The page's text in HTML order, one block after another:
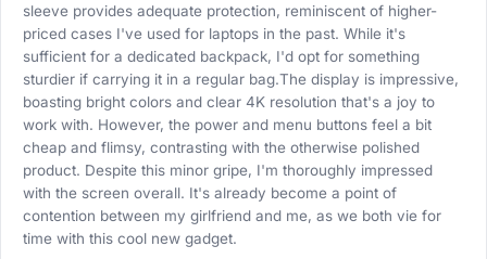
sleeve provides adequate protection, reminiscent of higher-
priced cases I've used for laptops in the past. While it's
sufficient for a dedicated backpack, I'd opt for something
sturdier if carrying it in a regular bag.The display is impressive,
boasting bright colors and clear 4K resolution that's a joy to
work with. However, the power and menu buttons feel a bit
cheap and flimsy, contrasting with the otherwise polished
product. Despite this minor gripe, I'm thoroughly impressed
with the screen overall. It's already become a point of
contention between my girlfriend and me, as we both vie for
time with this cool new gadget.